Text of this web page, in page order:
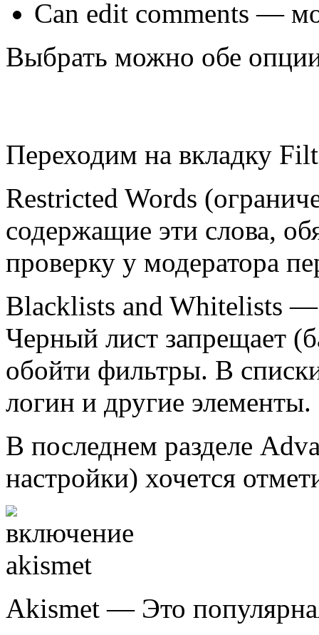
Can edit comments —
Выбрать можно обе
Переходим на вкладку
Restricted Words
содержащие эти слова,
проверку у модератора
Blacklists and Whitelists
Черный лист запрещает
обойти фильтры. В
логин и другие элементы.
В последнем разделе
настройки) хочется
Akismet — Это